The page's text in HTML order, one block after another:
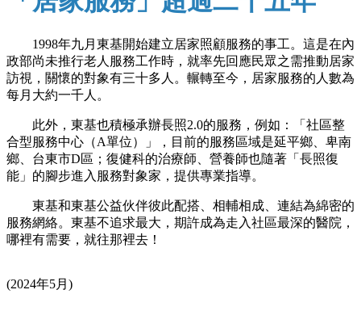
1998年九月東基開始建立居家照顧服務的事工。這是在內
政部尚未推行老人服務工作時，就率先回應民眾之需推動居家
訪視，關懷的對象有三十多人。輾轉至今，居家服務的人數為
每月大約一千人。
此外，東基也積極承辦長照2.0的服務，例如：「社區整
合型服務中心（A單位）」，目前的服務區域是延平鄉、卑南
鄉、台東市D區；復健科的治療師、營養師也隨著「長照復
能」的腳步進入服務對象家，提供專業指導。
東基和東基公益伙伴彼此配搭、相輔相成、連結為綿密的
服務網絡。東基不追求最大，期許成為走入社區最深的醫院，
哪裡有需要，就往那裡去！
(2024年5月)